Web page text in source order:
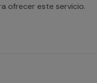
ofrecer este servicio.